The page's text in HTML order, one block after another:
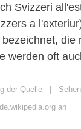
Svizzeri
a
die
werden oft
der Quelle |
an